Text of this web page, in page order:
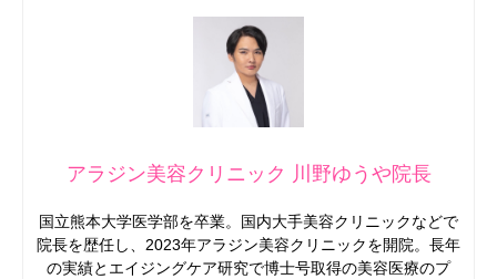
アラジン美容クリニック 川野ゆうや院長
国立熊本大学医学部を卒業。国内大手美容クリニックなどで
院長を歴任し、2023年アラジン美容クリニックを開院。長年
の実績とエイジングケア研究で博士号取得の美容医療のプ